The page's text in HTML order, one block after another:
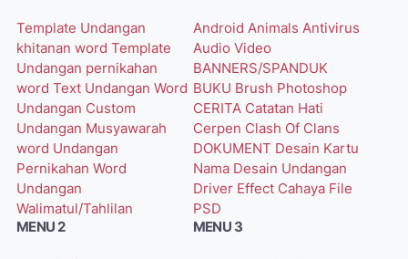
Template Undangan
khitanan word Template
Undangan pernikahan
word Text Undangan Word
Undangan Custom
Undangan Musyawarah
word Undangan
Pernikahan Word
Undangan
Walimatul/Tahlilan
Android Animals Antivirus
Audio Video
BANNERS/SPANDUK
BUKU Brush Photoshop
CERITA Catatan Hati
Cerpen Clash Of Clans
DOKUMENT Desain Kartu
Nama Desain Undangan
Driver Effect Cahaya File
PSD
MENU 2
MENU 3